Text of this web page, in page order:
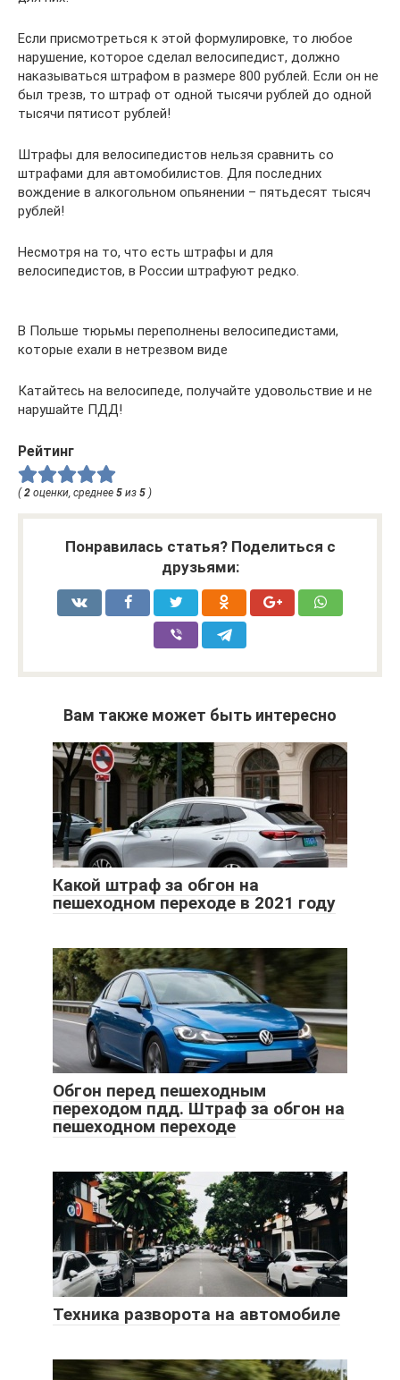
Если присмотреться к этой формулировке, то любое
нарушение, которое сделал велосипедист, должно
наказываться штрафом в размере 800 рублей. Если он не
был трезв, то штраф от одной тысячи рублей до одной
тысячи пятисот рублей!
Штрафы для велосипедистов нельзя сравнить со
штрафами для автомобилистов. Для последних
вождение в алкогольном опьянении – пятьдесят тысяч
рублей!
Несмотря на то, что есть штрафы и для
велосипедистов, в России штрафуют редко.
В Польше тюрьмы переполнены велосипедистами,
которые ехали в нетрезвом виде
Катайтесь на велосипеде, получайте удовольствие и не
нарушайте ПДД!
Рейтинг
( 2 оценки, среднее 5 из 5 )
Понравилась статья? Поделиться с
друзьями:
Вам также может быть интересно
Какой штраф за обгон на
пешеходном переходе в 2021 году
Обгон перед пешеходным
переходом пдд. Штраф за обгон на
пешеходном переходе
Техника разворота на автомобиле